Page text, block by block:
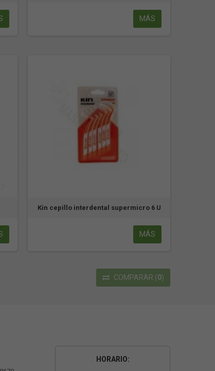
MÁS
Kin cepillo interdental supermicro 6 U
MÁS
COMPARAR (0)
HORARIO: